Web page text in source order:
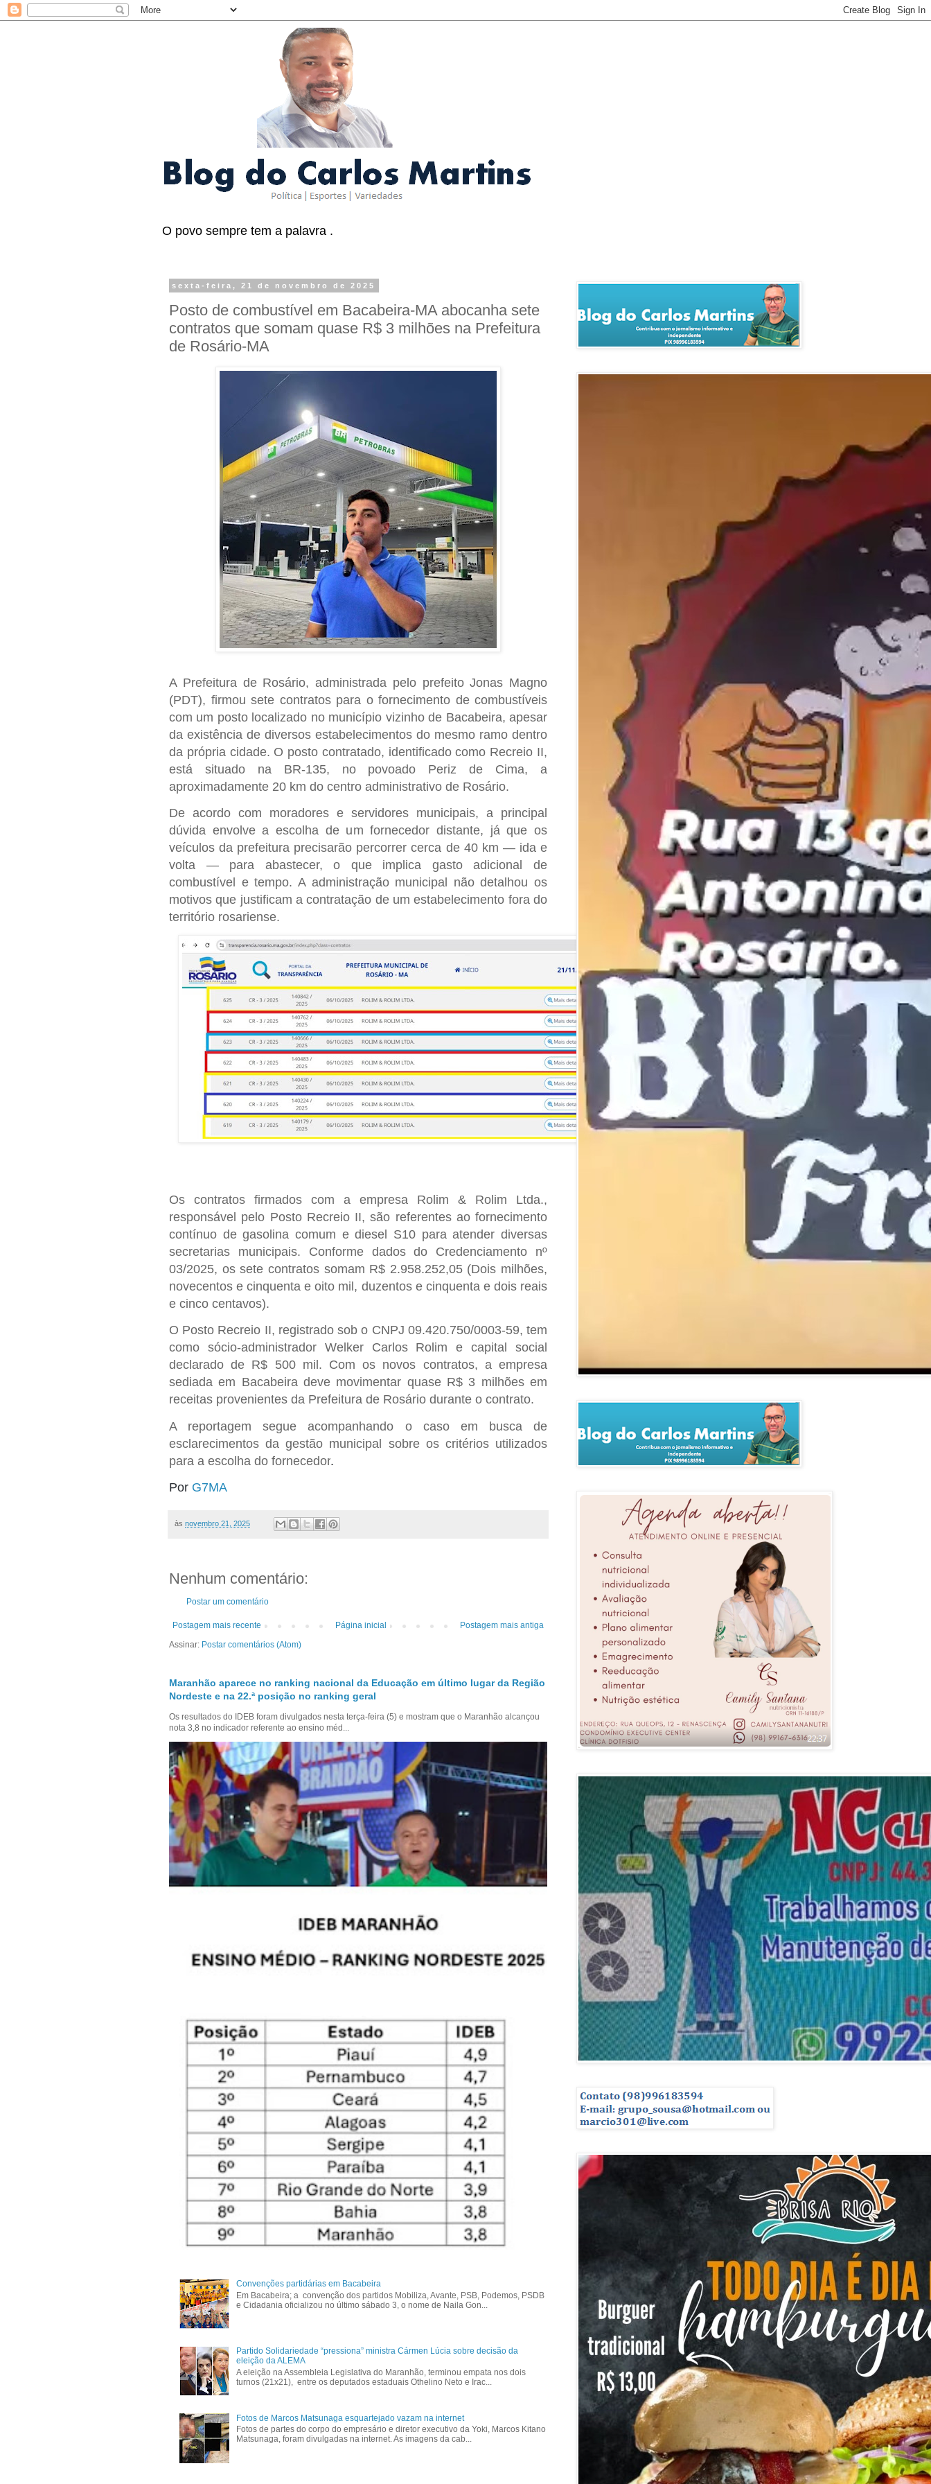
O povo sempre tem a palavra .
sexta-feira, 21 de novembro de 2025
Posto de combustível em Bacabeira-MA abocanha sete
contratos que somam quase R$ 3 milhões na Prefeitura
de Rosário-MA
A Prefeitura de Rosário, administrada pelo prefeito Jonas Magno
(PDT), firmou sete contratos para o fornecimento de combustíveis
com um posto localizado no município vizinho de Bacabeira, apesar
da existência de diversos estabelecimentos do mesmo ramo dentro
da própria cidade. O posto contratado, identificado como Recreio II,
está situado na BR-135, no povoado Periz de Cima, a
aproximadamente 20 km do centro administrativo de Rosário.
De acordo com moradores e servidores municipais, a principal
dúvida envolve a escolha de um fornecedor distante, já que os
veículos da prefeitura precisarão percorrer cerca de 40 km — ida e
volta — para abastecer, o que implica gasto adicional de
combustível e tempo. A administração municipal não detalhou os
motivos que justificam a contratação de um estabelecimento fora do
território rosariense.
Os contratos firmados com a empresa Rolim & Rolim Ltda.,
responsável pelo Posto Recreio II, são referentes ao fornecimento
contínuo de gasolina comum e diesel S10 para atender diversas
secretarias municipais. Conforme dados do Credenciamento nº
03/2025, os sete contratos somam R$ 2.958.252,05 (Dois milhões,
novecentos e cinquenta e oito mil, duzentos e cinquenta e dois reais
e cinco centavos).
O Posto Recreio II, registrado sob o CNPJ 09.420.750/0003-59, tem
como sócio-administrador Welker Carlos Rolim e capital social
declarado de R$ 500 mil. Com os novos contratos, a empresa
sediada em Bacabeira deve movimentar quase R$ 3 milhões em
receitas provenientes da Prefeitura de Rosário durante o contrato.
A reportagem segue acompanhando o caso em busca de
esclarecimentos da gestão municipal sobre os critérios utilizados
para a escolha do fornecedor.
Por G7MA
às novembro 21, 2025
Nenhum comentário:
Postar um comentário
Postagem mais recente Postagem mais antiga
Página inicial
Assinar: Postar comentários (Atom)
Maranhão aparece no ranking nacional da Educação em último lugar da Região
Nordeste e na 22.ª posição no ranking geral
Os resultados do IDEB foram divulgados nesta terça-feira (5) e mostram que o Maranhão alcançou
nota 3,8 no indicador referente ao ensino méd...
Convenções partidárias em Bacabeira
Em Bacabeira; a convenção dos partidos Mobiliza, Avante, PSB, Podemos, PSDB
e Cidadania oficializou no último sábado 3, o nome de Naila Gon...
Partido Solidariedade “pressiona” ministra Cármen Lúcia sobre decisão da
eleição da ALEMA
A eleição na Assembleia Legislativa do Maranhão, terminou empata nos dois
turnos (21x21), entre os deputados estaduais Othelino Neto e Irac...
Fotos de Marcos Matsunaga esquartejado vazam na internet
Fotos de partes do corpo do empresário e diretor executivo da Yoki, Marcos Kitano
Matsunaga, foram divulgadas na internet. As imagens da cab...